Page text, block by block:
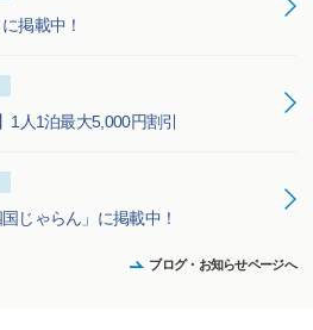
掲載中！
1人1泊最大5,000円割引
じゃらん」に掲載中！
ブログ・お知らせページへ